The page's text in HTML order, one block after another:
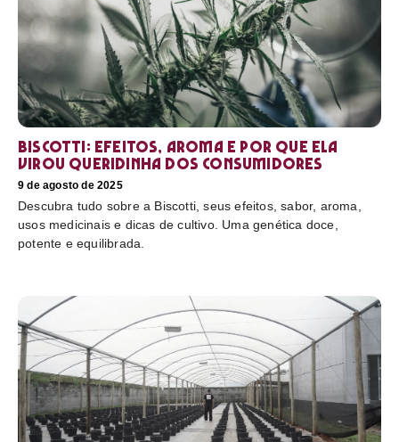
Biscotti: efeitos, aroma e por que ela
virou queridinha dos consumidores
9 de agosto de 2025
Descubra tudo sobre a Biscotti, seus efeitos, sabor, aroma,
usos medicinais e dicas de cultivo. Uma genética doce,
potente e equilibrada.